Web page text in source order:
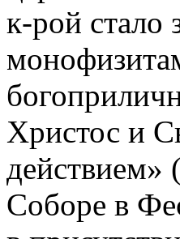
к-рой стало
Христос и
действием»
Соборе в